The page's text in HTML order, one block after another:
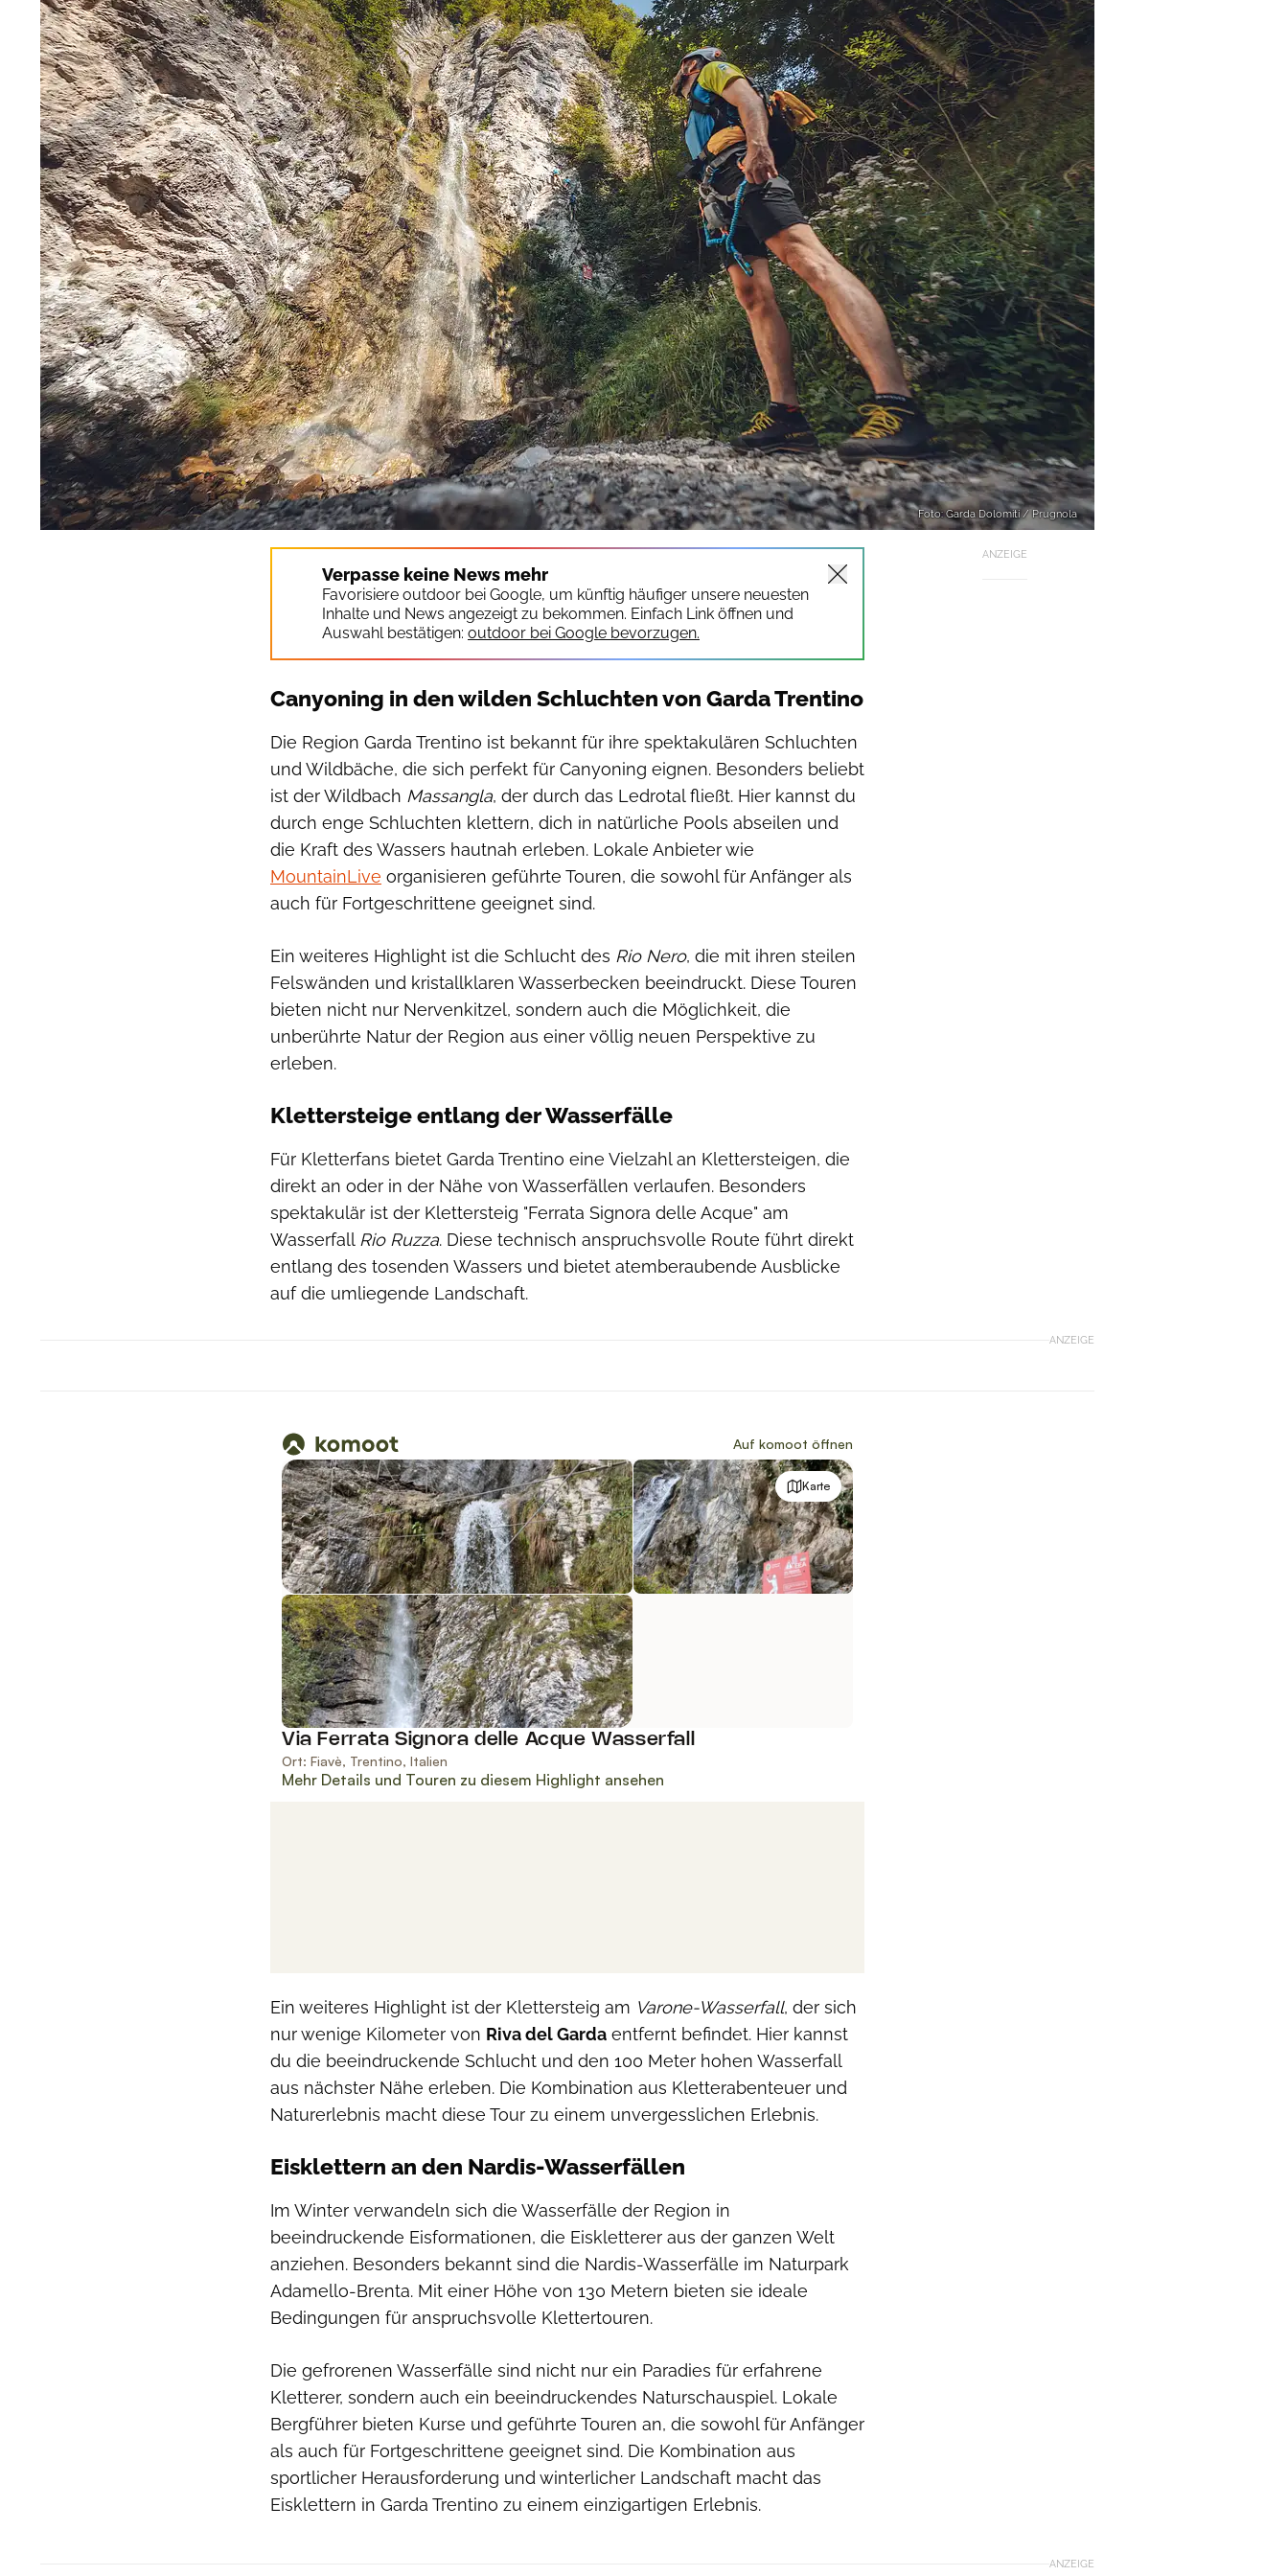
Foto: Garda Dolomiti / Prugnola
ANZEIGE
Verpasse keine News mehr
Favorisiere outdoor bei Google, um künftig häufiger unsere neuesten
Inhalte und News angezeigt zu bekommen. Einfach Link öffnen und
Auswahl bestätigen: outdoor bei Google bevorzugen.
Canyoning in den wilden Schluchten von Garda Trentino
Die Region Garda Trentino ist bekannt für ihre spektakulären Schluchten
und Wildbäche, die sich perfekt für Canyoning eignen. Besonders beliebt
ist der Wildbach Massangla, der durch das Ledrotal fließt. Hier kannst du
durch enge Schluchten klettern, dich in natürliche Pools abseilen und
die Kraft des Wassers hautnah erleben. Lokale Anbieter wie
MountainLive organisieren geführte Touren, die sowohl für Anfänger als
auch für Fortgeschrittene geeignet sind.
Ein weiteres Highlight ist die Schlucht des Rio Nero, die mit ihren steilen
Felswänden und kristallklaren Wasserbecken beeindruckt. Diese Touren
bieten nicht nur Nervenkitzel, sondern auch die Möglichkeit, die
unberührte Natur der Region aus einer völlig neuen Perspektive zu
erleben.
Klettersteige entlang der Wasserfälle
Für Kletterfans bietet Garda Trentino eine Vielzahl an Klettersteigen, die
direkt an oder in der Nähe von Wasserfällen verlaufen. Besonders
spektakulär ist der Klettersteig "Ferrata Signora delle Acque" am
Wasserfall Rio Ruzza. Diese technisch anspruchsvolle Route führt direkt
entlang des tosenden Wassers und bietet atemberaubende Ausblicke
auf die umliegende Landschaft.
ANZEIGE
Ein weiteres Highlight ist der Klettersteig am Varone-Wasserfall, der sich
nur wenige Kilometer von Riva del Garda entfernt befindet. Hier kannst
du die beeindruckende Schlucht und den 100 Meter hohen Wasserfall
aus nächster Nähe erleben. Die Kombination aus Kletterabenteuer und
Naturerlebnis macht diese Tour zu einem unvergesslichen Erlebnis.
Eisklettern an den Nardis-Wasserfällen
Im Winter verwandeln sich die Wasserfälle der Region in
beeindruckende Eisformationen, die Eiskletterer aus der ganzen Welt
anziehen. Besonders bekannt sind die Nardis-Wasserfälle im Naturpark
Adamello-Brenta. Mit einer Höhe von 130 Metern bieten sie ideale
Bedingungen für anspruchsvolle Klettertouren.
Die gefrorenen Wasserfälle sind nicht nur ein Paradies für erfahrene
Kletterer, sondern auch ein beeindruckendes Naturschauspiel. Lokale
Bergführer bieten Kurse und geführte Touren an, die sowohl für Anfänger
als auch für Fortgeschrittene geeignet sind. Die Kombination aus
sportlicher Herausforderung und winterlicher Landschaft macht das
Eisklettern in Garda Trentino zu einem einzigartigen Erlebnis.
ANZEIGE